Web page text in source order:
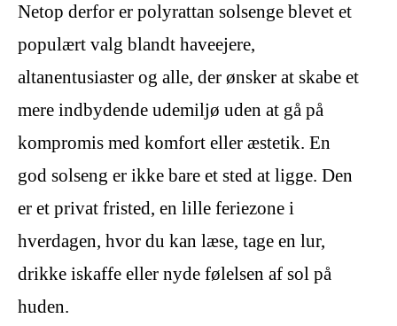
Netop derfor er polyrattan solsenge blevet et
populært valg blandt haveejere,
altanentusiaster og alle, der ønsker at skabe et
mere indbydende udemiljø uden at gå på
kompromis med komfort eller æstetik. En
god solseng er ikke bare et sted at ligge. Den
er et privat fristed, en lille feriezone i
hverdagen, hvor du kan læse, tage en lur,
drikke iskaffe eller nyde følelsen af sol på
huden.